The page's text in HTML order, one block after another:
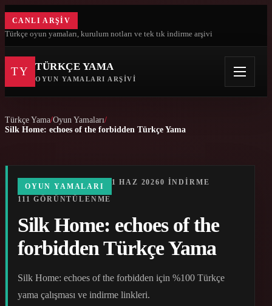
CANLI ARŞIV
Türkçe oyun yamaları, kurulum notları ve tek tık indirme arşivi
TY TÜRKÇE YAMA
OYUN YAMALARI ARŞIVI
Türkçe Yama Oyun Yamaları
Silk Home: echoes of the forbidden Türkçe Yama
OYUN YAMALARI 1 HAZ 20260 INDIRME
111 GÖRÜNTÜLENME
Silk Home: echoes of the
forbidden Türkçe Yama
Silk Home: echoes of the forbidden için %100 Türkçe
yama çalışması ve indirme linkleri.